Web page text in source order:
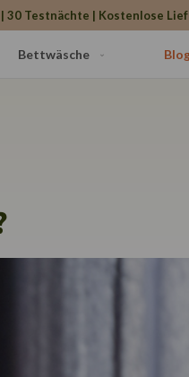
Testnächte | Kostenlose
Bettwäsche